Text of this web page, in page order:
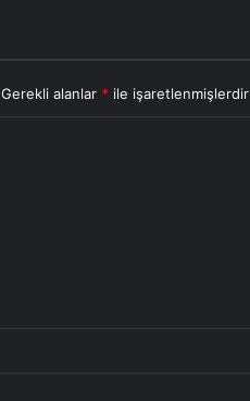
Gerekli alanlar * ile işaretlenmişlerdir